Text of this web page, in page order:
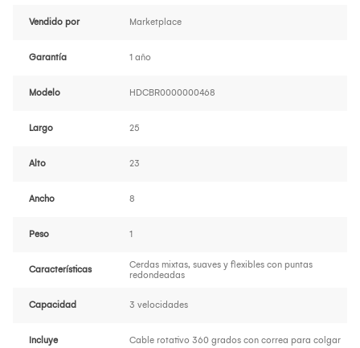
Vendido por Marketplace
Garantía 1 año
Modelo HDCBR0000000468
Largo 25
Alto 23
Ancho 8
Peso 1
Características
Cerdas mixtas, suaves y flexibles con puntas
redondeadas
Capacidad 3 velocidades
Incluye Cable rotativo 360 grados con correa para colgar